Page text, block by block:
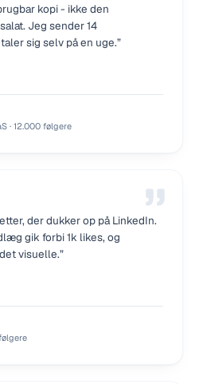
kopi - ikke den
Jeg sender 14
sig selv på en uge.”
· 12.000 følgere
der dukker op på LinkedIn.
gik forbi 1k likes, og
visuelle.”